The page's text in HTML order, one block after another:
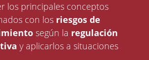
los principales conceptos
con los riesgos de
según la regulación
y aplicarlos a situaciones